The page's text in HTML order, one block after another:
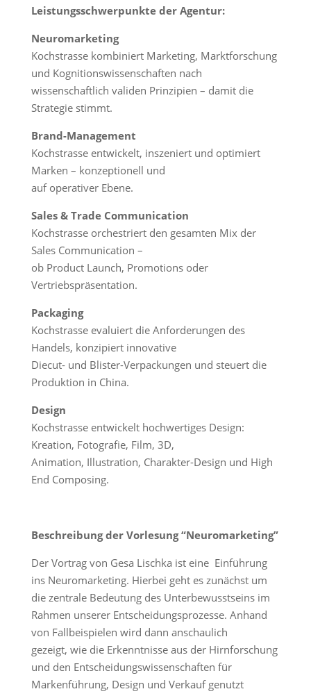
Leistungsschwerpunkte der Agentur:
Neuromarketing
Kochstrasse kombiniert Marketing, Marktforschung
und Kognitionswissenschaften nach
wissenschaftlich validen Prinzipien – damit die
Strategie stimmt.
Brand-Management
Kochstrasse entwickelt, inszeniert und optimiert
Marken – konzeptionell und
auf operativer Ebene.
Sales & Trade Communication
Kochstrasse orchestriert den gesamten Mix der
Sales Communication –
ob Product Launch, Promotions oder
Vertriebspräsentation.
Packaging
Kochstrasse evaluiert die Anforderungen des
Handels, konzipiert innovative
Diecut- und Blister-Verpackungen und steuert die
Produktion in China.
Design
Kochstrasse entwickelt hochwertiges Design:
Kreation, Fotografie, Film, 3D,
Animation, Illustration, Charakter-Design und High
End Composing.
Beschreibung der Vorlesung “Neuromarketing”
Der Vortrag von Gesa Lischka ist eine Einführung
ins Neuromarketing. Hierbei geht es zunächst um
die zentrale Bedeutung des Unterbewusstseins im
Rahmen unserer Entscheidungsprozesse. Anhand
von Fallbeispielen wird dann anschaulich
gezeigt, wie die Erkenntnisse aus der Hirnforschung
und den Entscheidungswissenschaften für
Markenführung, Design und Verkauf genutzt